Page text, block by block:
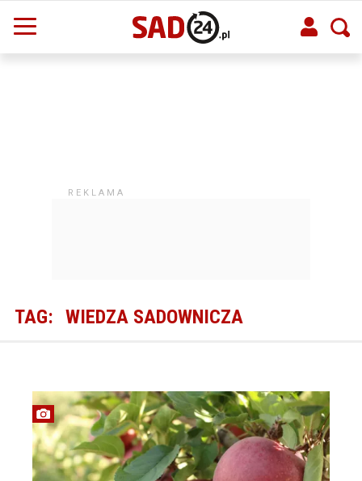
TAG: WIEDZA SADOWNICZA